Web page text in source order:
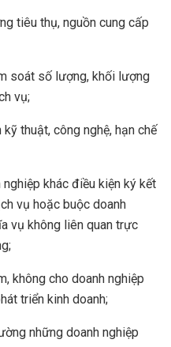
tiêu thụ, nguồn cung cấp
soát số lượng, khối lượng
vụ;
thuật, công nghệ, hạn chế
khác điều kiện ký kết
vụ hoặc buộc doanh
vụ không liên quan trực
không cho doanh nghiệp
triển kinh doanh;
những doanh nghiệp